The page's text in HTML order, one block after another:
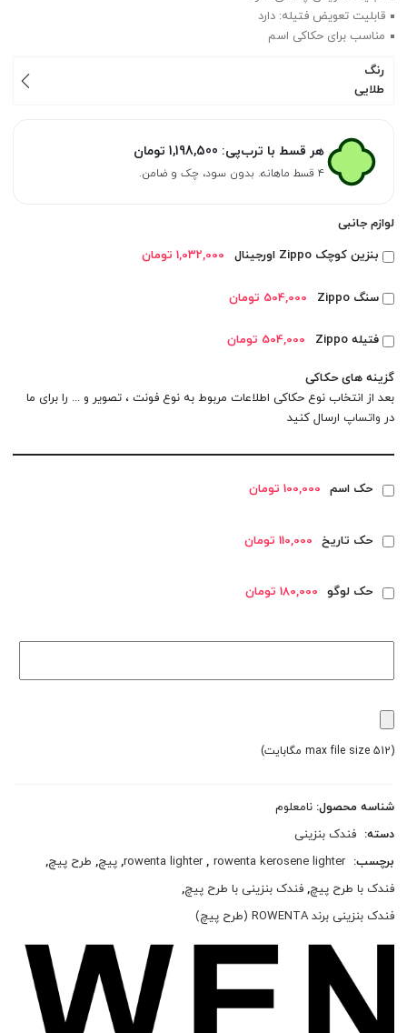
قابلیت تعویض فتیله: دارد
مناسب برای حکاکی اسم
رنگ
طلایی
هر قسط با ترب‌پی: 1,198,500 تومان
۴ قسط ماهانه. بدون سود، چک و ضامن.
لوازم جانبی
بنزین کوچک Zippo اورجینال
1,032,000 تومان
سنگ Zippo 504,000 تومان
فتیله Zippo 504,000 تومان
گزینه های حکاکی
بعد از انتخاب نوع حکاکی اطلاعات مربوط به نوع فونت ، تصویر و ... را برای ما
در واتساپ ارسال کنید
حک اسم 100,000 تومان
حک تاریخ 110,000 تومان
حک لوگو 180,000 تومان
(max file size 512 مگابایت)
شناسه محصول:نامعلوم
دسته: فندک بنزینی
برچسب: rowenta kerosene lighter
,
rowenta lighter
,پیچ, طرح پیچ,
فندک با طرح پیچ,فندک بنزینی با طرح پیچ,
فندک بنزینی برند ROWENTA (طرح پیچ)